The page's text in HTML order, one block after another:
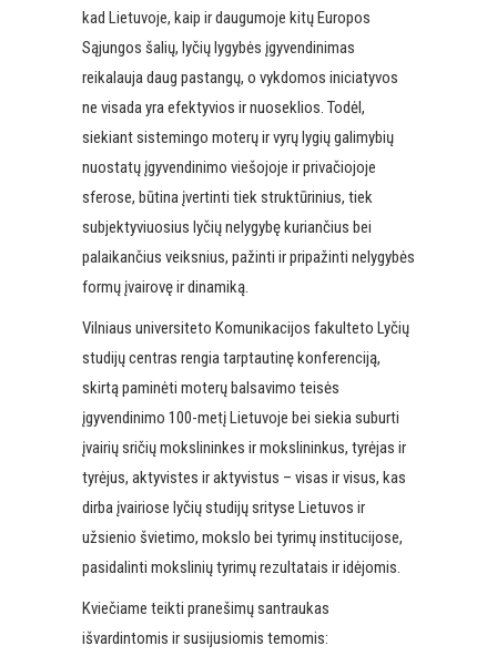
kad Lietuvoje, kaip ir daugumoje kitų Europos
Sąjungos šalių, lyčių lygybės įgyvendinimas
reikalauja daug pastangų, o vykdomos iniciatyvos
ne visada yra efektyvios ir nuoseklios. Todėl,
siekiant sistemingo moterų ir vyrų lygių galimybių
nuostatų įgyvendinimo viešojoje ir privačiojoje
sferose, būtina įvertinti tiek struktūrinius, tiek
subjektyviuosius lyčių nelygybę kuriančius bei
palaikančius veiksnius, pažinti ir pripažinti nelygybės
formų įvairovę ir dinamiką.
Vilniaus universiteto Komunikacijos fakulteto Lyčių
studijų centras rengia tarptautinę konferenciją,
skirtą paminėti moterų balsavimo teisės
įgyvendinimo 100-metį Lietuvoje bei siekia suburti
įvairių sričių mokslininkes ir mokslininkus, tyrėjas ir
tyrėjus, aktyvistes ir aktyvistus – visas ir visus, kas
dirba įvairiose lyčių studijų srityse Lietuvos ir
užsienio švietimo, mokslo bei tyrimų institucijose,
pasidalinti mokslinių tyrimų rezultatais ir idėjomis.
Kviečiame teikti pranešimų santraukas
išvardintomis ir susijusiomis temomis: